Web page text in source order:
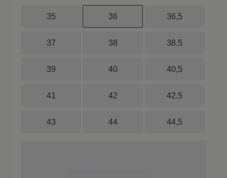
35 36 36,5
37 38 38.5
39 40 40,5
41 42 42.5
43 44 44,5